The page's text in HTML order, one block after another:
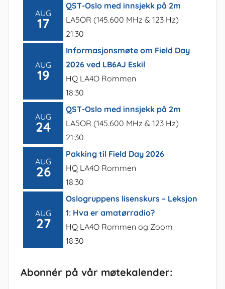
AUG
17
QST-Oslo med innsjekk på 2m
LA5OR (145.600 MHz & 123 Hz)
21:30
AUG
19
Informasjonsmøte om Field Day
2026 ved LB6AJ Eskil
HQ LA4O Rommen
18:30
AUG
24
QST-Oslo med innsjekk på 2m
LA5OR (145.600 MHz & 123 Hz)
21:30
AUG
26
Pakking til Field Day 2026
HQ LA4O Rommen
18:30
AUG
27
Oslogruppens lisenskurs – Leksjon
1: Hva er amatørradio?
HQ LA4O Rommen og Zoom
18:30
Abonnér på vår møtekalender: